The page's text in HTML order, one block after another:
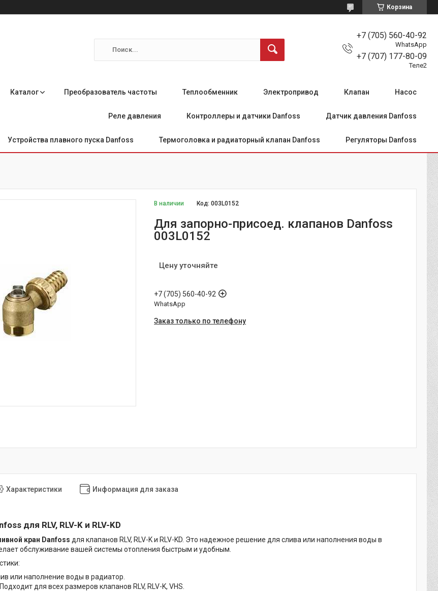
Корзина
+7 (705) 560-40-92
WhatsApp
+7 (707) 177-80-09
Теле2
Каталог Преобразователь частоты Теплообменник Электропривод Клапан Насос
Реле давления Контроллеры и датчики Danfoss Датчик давления Danfoss
Устройства плавного пуска Danfoss Термоголовка и радиаторный клапан Danfoss Регуляторы Danfoss
В наличии Код:003L0152
Для запорно-присоед. клапанов Danfoss
003L0152
Цену уточняйте
+7 (705) 560-40-92
WhatsApp
Заказ только по телефону
Характеристики Информация для заказа
для RLV, RLV-K и RLV-KD
кран Danfoss для клапанов RLV, RLV-K и RLV-KD. Это надежное решение для слива или наполнения воды в
обслуживание вашей системы отопления быстрым и удобным.
или наполнение воды в радиатор.
Подходит для всех размеров клапанов RLV, RLV-K, VHS.